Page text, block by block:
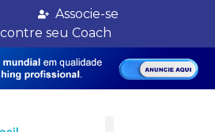
Associe-se
seu Coach